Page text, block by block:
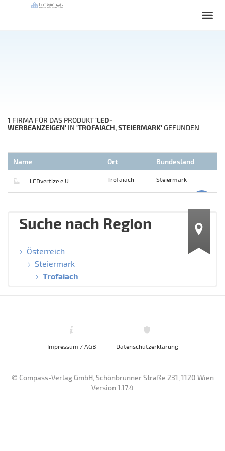
1 FIRMA FÜR DAS PRODUKT'LED-
WERBEANZEIGEN' IN 'TROFAIACH, STEIERMARK'GEFUNDEN
Name Ort Bundesland
LEDvertize e.U. Trofaiach Steiermark
Suche nach Region
Österreich
Steiermark
Trofaiach
Impressum / AGB Datenschutzerklärung
© Compass-Verlag GmbH, Schönbrunner Straße 231, 1120 Wien
Version 1.17.4